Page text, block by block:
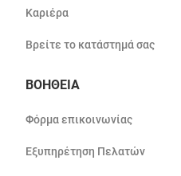
Καριέρα
Βρείτε το κατάστημά σας
ΒΟΗΘΕΙΑ
Φόρμα επικοινωνίας
Εξυπηρέτηση Πελατών